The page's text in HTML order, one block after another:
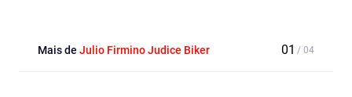
Mais de Julio Firmino Judice Biker